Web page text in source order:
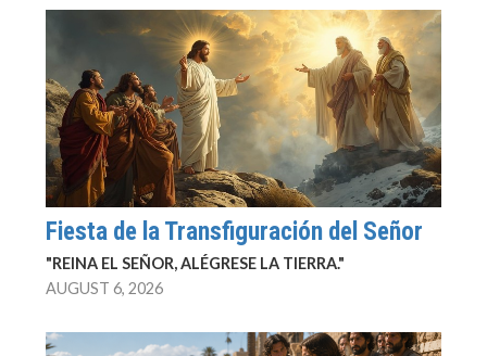
Fiesta de la Transfiguración del Señor
"REINA EL SEÑOR, ALÉGRESE LA TIERRA."
AUGUST 6, 2026